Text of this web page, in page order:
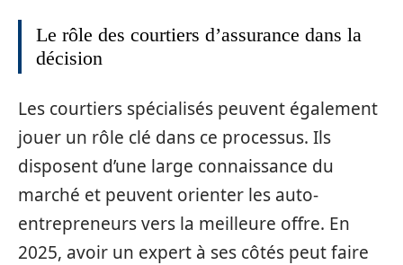
Le rôle des courtiers d’assurance dans la
décision
Les courtiers spécialisés peuvent également
jouer un rôle clé dans ce processus. Ils
disposent d’une large connaissance du
marché et peuvent orienter les auto-
entrepreneurs vers la meilleure offre. En
2025, avoir un expert à ses côtés peut faire